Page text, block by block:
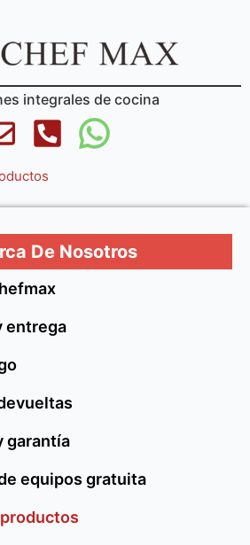
integrales de cocina
De Nosotros
entrega
garantía
equipos gratuita